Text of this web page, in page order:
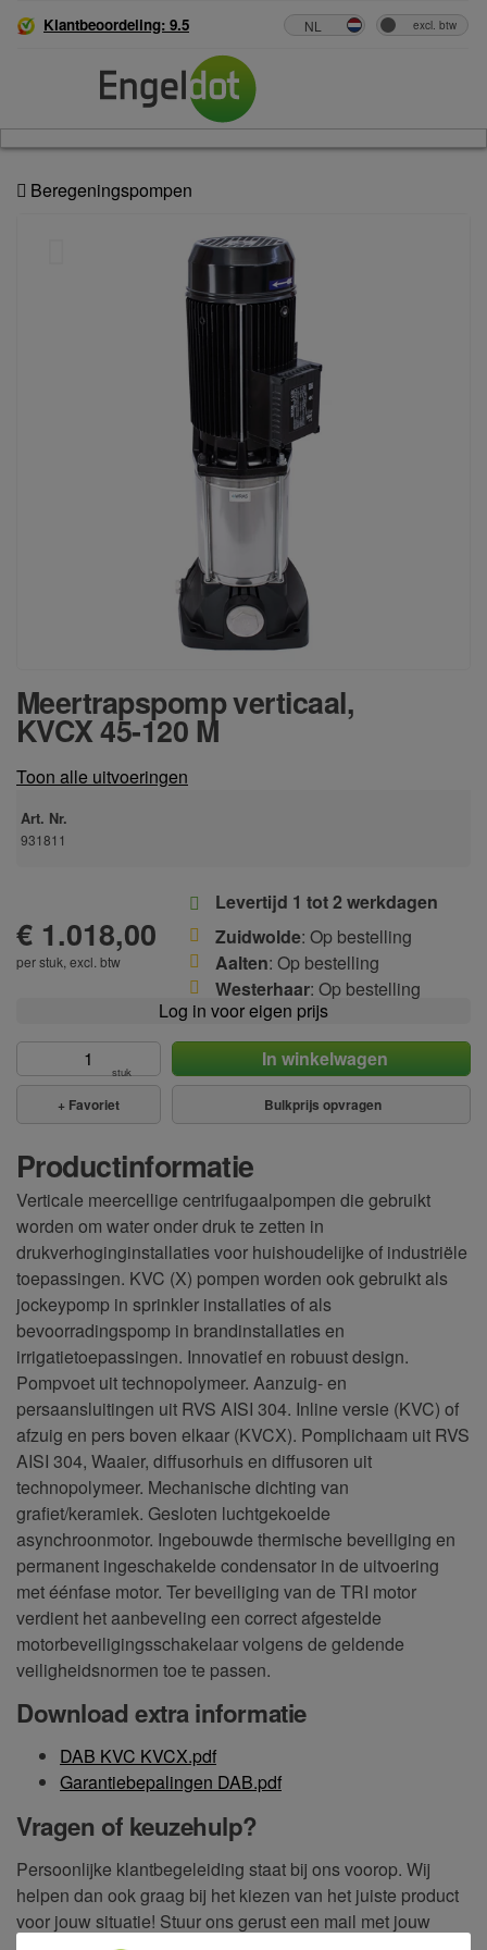
Klantbeoordeling: 9.5
Beregeningspompen
Meertrapspomp verticaal,
KVCX 45-120 M
Toon alle uitvoeringen
Art. Nr.
931811
€ 1.018,00
per stuk, excl. btw
Levertijd 1 tot 2 werkdagen
Zuidwolde: Op bestelling
Aalten: Op bestelling
Westerhaar: Op bestelling
Log in voor eigen prijs
stuk
In winkelwagen
Bulkprijs opvragen
+ Favoriet
Productinformatie
Verticale meercellige centrifugaalpompen die gebruikt
worden om water onder druk te zetten in
drukverhoginginstallaties voor huishoudelijke of industriële
toepassingen. KVC (X) pompen worden ook gebruikt als
jockeypomp in sprinkler installaties of als
bevoorradingspomp in brandinstallaties en
irrigatietoepassingen. Innovatief en robuust design.
Pompvoet uit technopolymeer. Aanzuig- en
persaansluitingen uit RVS AISI 304. Inline versie (KVC) of
afzuig en pers boven elkaar (KVCX). Pomplichaam uit RVS
AISI 304, Waaier, diffusorhuis en diffusoren uit
technopolymeer. Mechanische dichting van
grafiet/keramiek. Gesloten luchtgekoelde
asynchroonmotor. Ingebouwde thermische beveiliging en
permanent ingeschakelde condensator in de uitvoering
met éénfase motor. Ter beveiliging van de TRI motor
verdient het aanbeveling een correct afgestelde
motorbeveiligingsschakelaar volgens de geldende
veiligheidsnormen toe te passen.
Download extra informatie
DAB KVC KVCX.pdf
Garantiebepalingen DAB.pdf
Vragen of keuzehulp?
Persoonlijke klantbegeleiding staat bij ons voorop. Wij
helpen dan ook graag bij het kiezen van het juiste product
voor jouw situatie! Stuur ons gerust een mail met jouw